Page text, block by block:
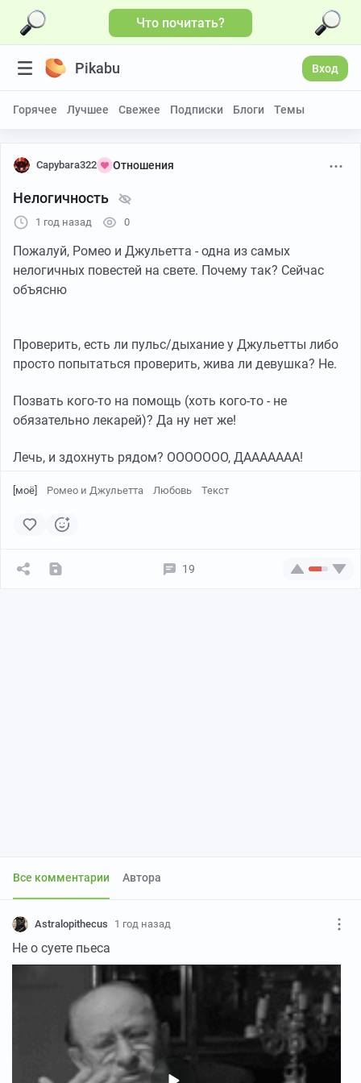
Что почитать?
Pikabu Вход
Горячее Лучшее Свежее Подписки Блоги Темы
Capybara322 Отношения
Нелогичность
1 год назад 0
Пожалуй, Ромео и Джульетта - одна из самых
нелогичных повестей на свете. Почему так? Сейчас
объясню
Проверить, есть ли пульс/дыхание у Джульетты либо
просто попытаться проверить, жива ли девушка? Не.
Позвать кого-то на помощь (хоть кого-то - не
обязательно лекарей)? Да ну нет же!
Лечь, и здохнуть рядом? ООООООО, ДААААААА!
[моё] Ромео и Джульетта Любовь Текст
19
Все комментарии Автора
Astralopithecus 1 год назад
Не о суете пьеса